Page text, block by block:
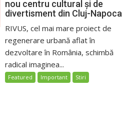
nou centru cultural și de
divertisment din Cluj-Napoca
RIVUS, cel mai mare proiect de
regenerare urbană aflat în
dezvoltare în România, schimbă
radical imaginea...
Featured Important Stiri